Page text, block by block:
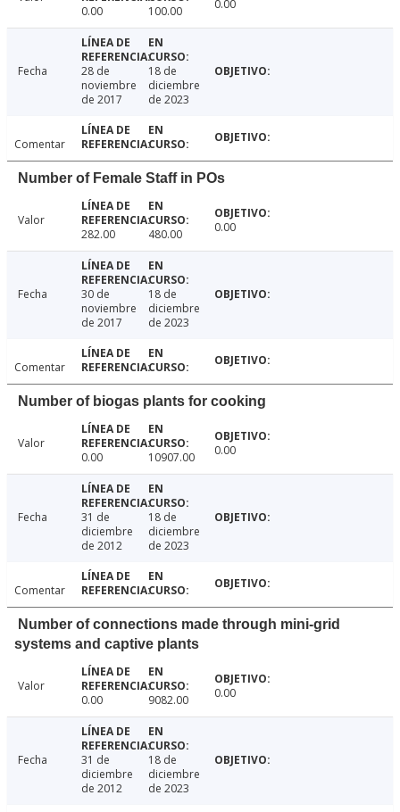
0.00
100.00 0.00
Fecha
28 de
noviembre
de 2017
18 de
diciembre
de 2023
Comentar
Number of Female Staff in POs
Valor
282.00
480.00 0.00
Fecha
30 de
noviembre
de 2017
18 de
diciembre
de 2023
Comentar
Number of biogas plants for cooking
Valor
0.00
10907.00 0.00
Fecha
31 de
diciembre
de 2012
18 de
diciembre
de 2023
Comentar
Number of connections made through mini-grid
systems and captive plants
Valor
0.00
9082.00 0.00
Fecha
31 de
diciembre
de 2012
18 de
diciembre
de 2023